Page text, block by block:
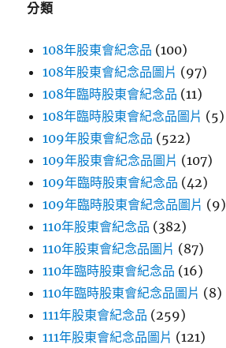
分類
108年股東會紀念品 (100)
108年股東會紀念品圖片 (97)
108年臨時股東會紀念品 (11)
108年臨時股東會紀念品圖片 (5)
109年股東會紀念品 (522)
109年股東會紀念品圖片 (107)
109年臨時股東會紀念品 (42)
109年臨時股東會紀念品圖片 (9)
110年股東會紀念品 (382)
110年股東會紀念品圖片 (87)
110年臨時股東會紀念品 (16)
110年臨時股東會紀念品圖片 (8)
111年股東會紀念品 (259)
111年股東會紀念品圖片 (121)